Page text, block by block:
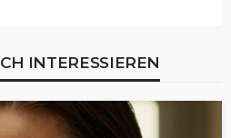
INTERESSIEREN